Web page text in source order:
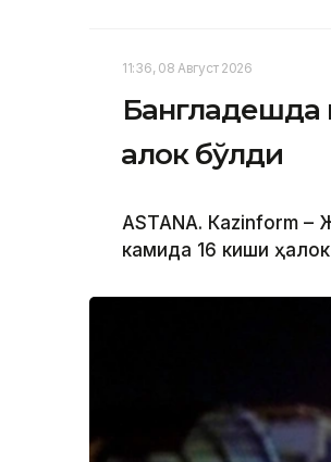
11:36, 08 Август 2026
Бангладешда
ҳалок бўлди
ASTANА. Кazinform –
камида 16 киши